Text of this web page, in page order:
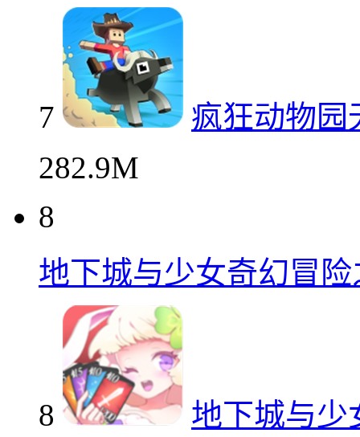
7
疯狂动物园
282.9M
8
地下城与少女奇幻冒险
8
地下城与少